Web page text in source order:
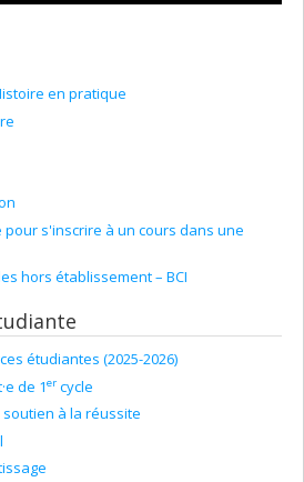
en pratique
s'inscrire à un cours dans une
hors établissement – BCI
étudiantes (2025-2026)
de 1er cycle
à la réussite